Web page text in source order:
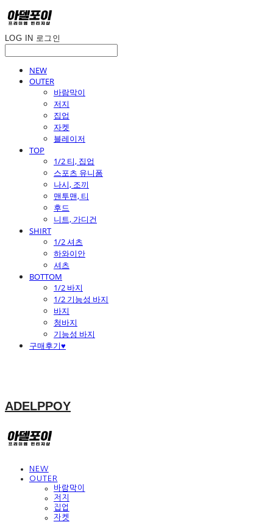
LOG IN 로그인
NEW
OUTER
바람막이
저지
집업
자켓
블레이저
TOP
1/2 티, 집업
스포츠 유니폼
나시, 조끼
맨투맨, 티
후드
니트, 가디건
SHIRT
1/2 셔츠
하와이안
셔츠
BOTTOM
1/2 바지
1/2 기능성 바지
바지
청바지
기능성 바지
구매후기♥
ADELPPOY
NEW
OUTER
바람막이
저지
집업
자켓